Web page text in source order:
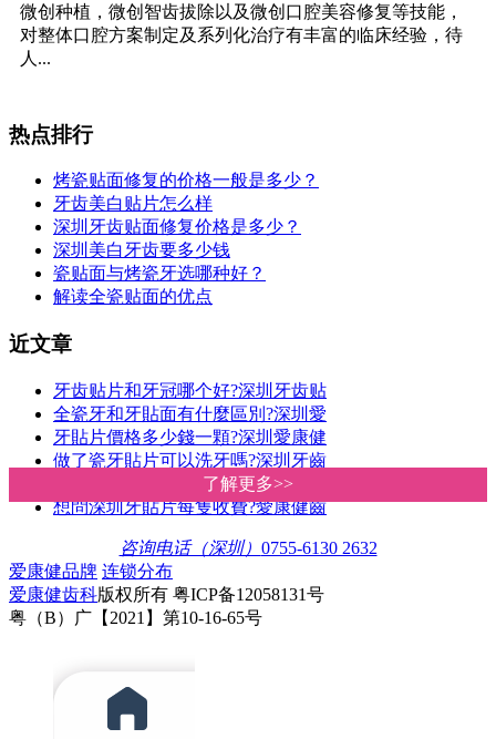
了解更多>>
了解更多>>
微创种植，微创智齿拔除以及微创口腔美容修复等技能，
对整体口腔方案制定及系列化治疗有丰富的临床经验，待
人...
热点排行
烤瓷贴面修复的价格一般是多少？
牙齿美白贴片怎么样
深圳牙齿贴面修复价格是多少？
深圳美白牙齿要多少钱
瓷贴面与烤瓷牙选哪种好？
解读全瓷贴面的优点
近文章
牙齿贴片和牙冠哪个好?深圳牙齿贴
全瓷牙和牙貼面有什麼區別?深圳愛
牙貼片價格多少錢一顆?深圳愛康健
做了瓷牙貼片可以洗牙嗎?深圳牙齒
做瓷貼面會造成牙齒敏感嗎?深圳牙
想問深圳牙貼片每隻收費?愛康健齒
咨询电话（深圳） 0755-6130 2632
爱康健品牌 连锁分布
爱康健齿科版权所有 粤ICP备12058131号
粤（B）广【2021】第10-16-65号